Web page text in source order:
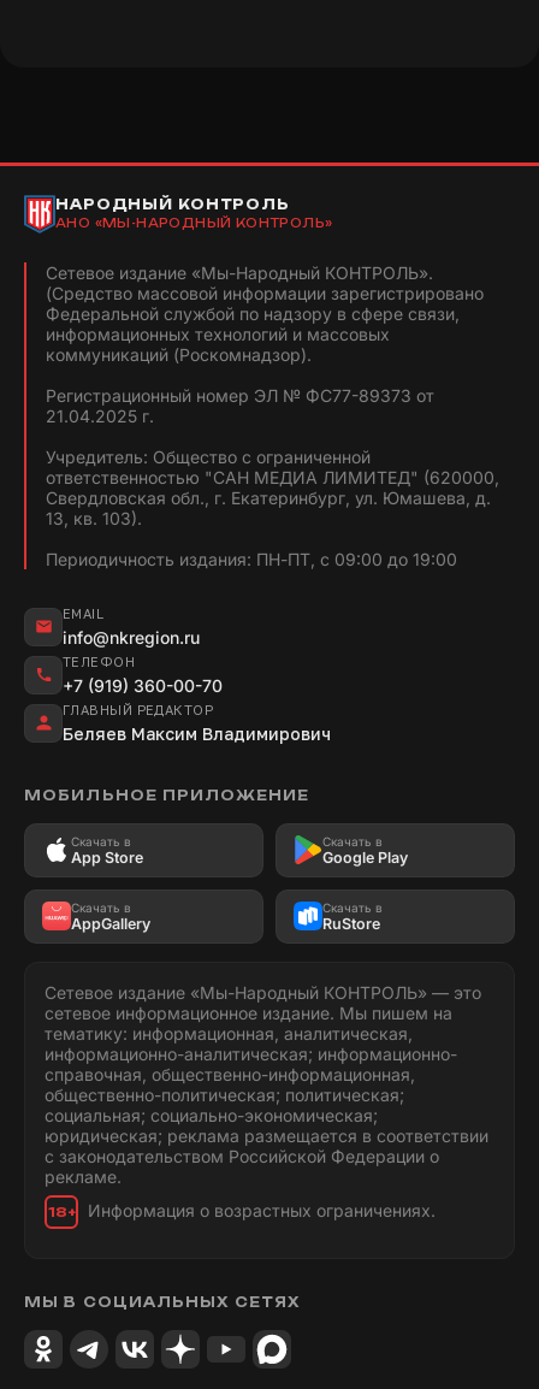
НАРОДНЫЙ КОНТРОЛЬ
АНО «МЫ-НАРОДНЫЙ КОНТРОЛЬ»
Сетевое издание «Мы-Народный КОНТРОЛЬ».
(Средство массовой информации зарегистрировано
Федеральной службой по надзору в сфере связи,
информационных технологий и массовых
коммуникаций (Роскомнадзор).
Регистрационный номер ЭЛ № ФС77-89373 от
21.04.2025 г.
Учредитель: Общество с ограниченной
ответственностью "САН МЕДИА ЛИМИТЕД" (620000,
Свердловская обл., г. Екатеринбург, ул. Юмашева, д.
13, кв. 103).
Периодичность издания: ПН-ПТ, с 09:00 до 19:00
EMAIL
info@nkregion.ru
ТЕЛЕФОН
+7 (919) 360-00-70
ГЛАВНЫЙ РЕДАКТОР
Беляев Максим Владимирович
МОБИЛЬНОЕ ПРИЛОЖЕНИЕ
Скачать в
App Store
Скачать в
Google Play
Скачать в
AppGallery
Скачать в
RuStore
Сетевое издание «Мы-Народный КОНТРОЛЬ» — это
сетевое информационное издание. Мы пишем на
тематику: информационная, аналитическая,
информационно-аналитическая; информационно-
справочная, общественно-информационная,
общественно-политическая; политическая;
социальная; социально-экономическая;
юридическая; реклама размещается в соответствии
с законодательством Российской Федерации о
рекламе.
18+ Информация о возрастных ограничениях.
МЫ В СОЦИАЛЬНЫХ СЕТЯХ